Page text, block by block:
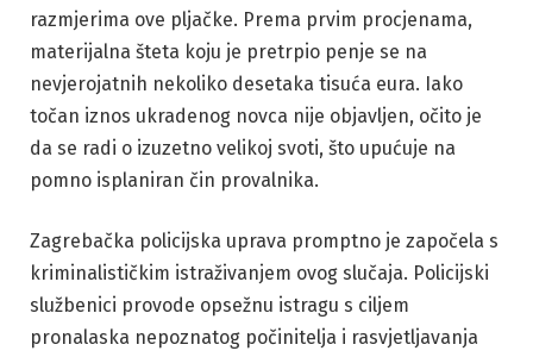
razmjerima ove pljačke. Prema prvim procjenama,
materijalna šteta koju je pretrpio penje se na
nevjerojatnih nekoliko desetaka tisuća eura. Iako
točan iznos ukradenog novca nije objavljen, očito je
da se radi o izuzetno velikoj svoti, što upućuje na
pomno isplaniran čin provalnika.
Zagrebačka policijska uprava promptno je započela s
kriminalističkim istraživanjem ovog slučaja. Policijski
službenici provode opsežnu istragu s ciljem
pronalaska nepoznatog počinitelja i rasvjetljavanja